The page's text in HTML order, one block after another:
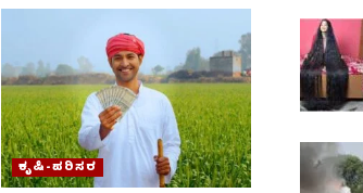
ಕೃಷಿ-ಪರಿಸರ